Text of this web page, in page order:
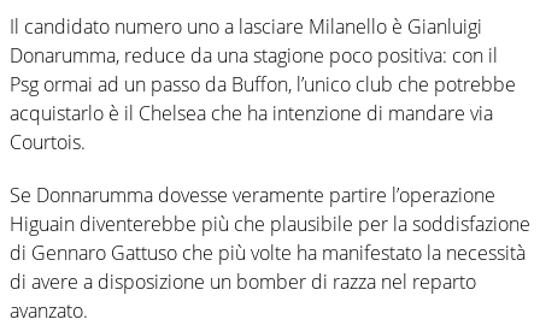
Il candidato numero uno a lasciare Milanello è Gianluigi
Donarumma, reduce da una stagione poco positiva: con il
Psg ormai ad un passo da Buffon, l’unico club che potrebbe
acquistarlo è il Chelsea che ha intenzione di mandare via
Courtois.
Se Donnarumma dovesse veramente partire l’operazione
Higuain diventerebbe più che plausibile per la soddisfazione
di Gennaro Gattuso che più volte ha manifestato la necessità
di avere a disposizione un bomber di razza nel reparto
avanzato.